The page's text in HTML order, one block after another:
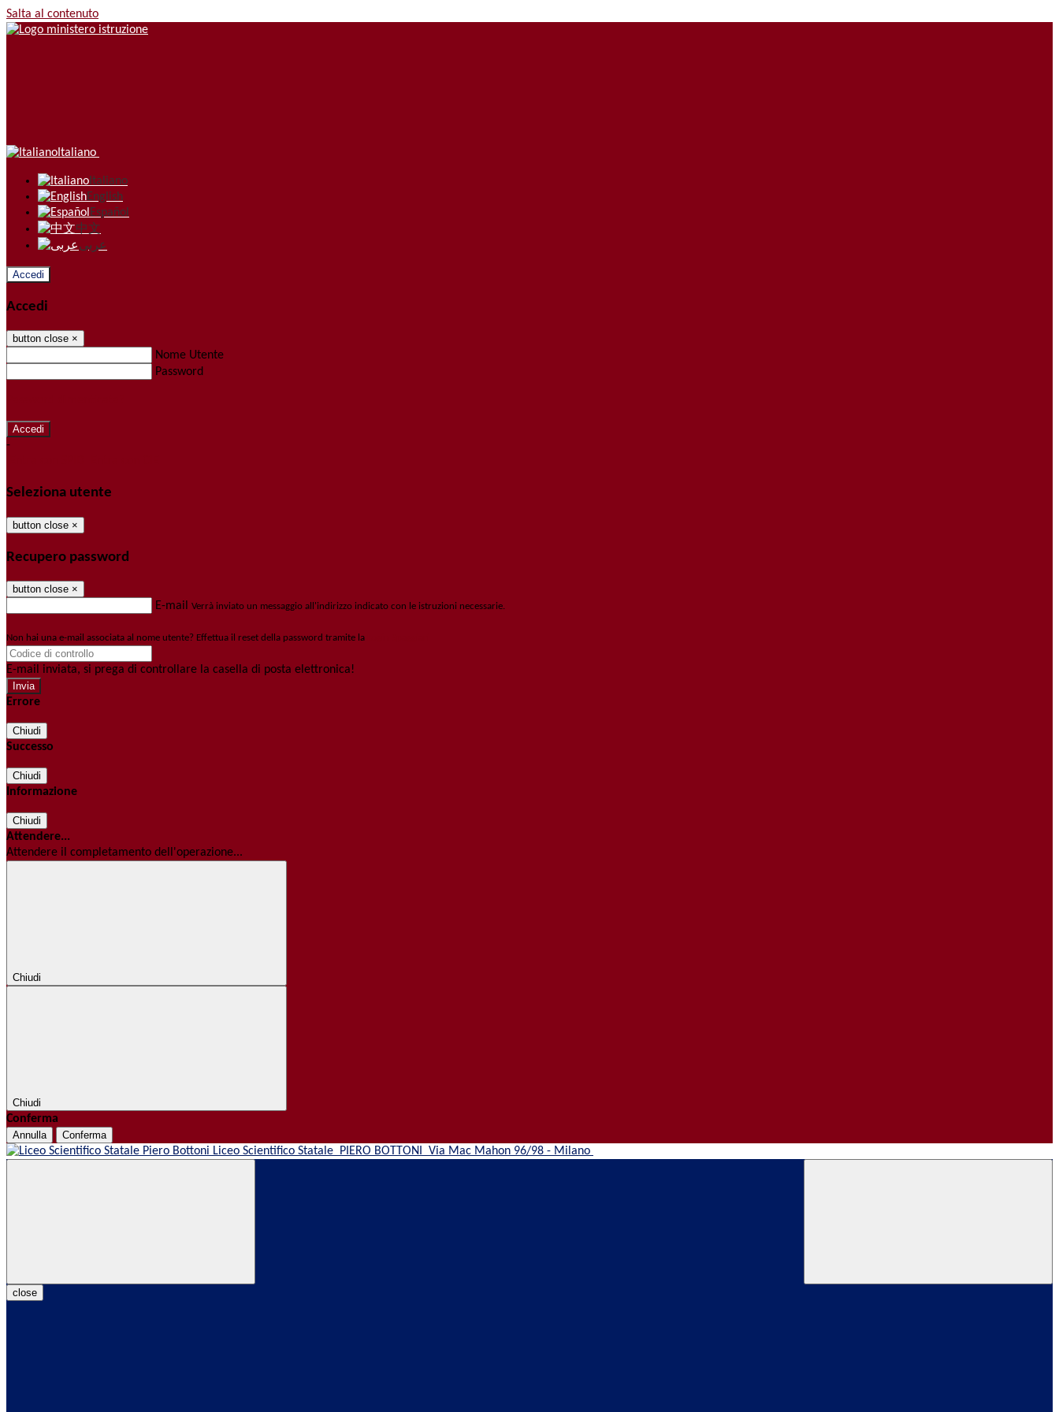
Salta al contenuto
Italiano
Italiano
English
Español
中文
عربى
Accedi
Accedi
button close ×
Nome Utente
Password
-
Seleziona utente
button close ×
Recupero password
button close ×
E-mail Verrà inviato un messaggio all'indirizzo indicato con le istruzioni necessarie.
Non hai una e-mail associata al nome utente? Effettua il reset della password tramite la
E-mail inviata, si prega di controllare la casella di posta elettronica!
Errore
Chiudi
Successo
Chiudi
Informazione
Chiudi
Attendere...
Attendere il completamento dell'operazione...
Chiudi
Chiudi
Conferma
Annulla Conferma
Liceo Scientifico Statale PIERO BOTTONI Via Mac Mahon 96/98 - Milano
close